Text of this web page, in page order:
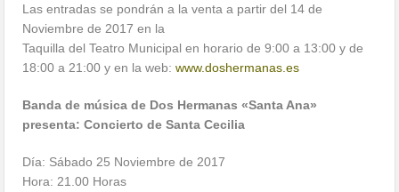
Las entradas se pondrán a la venta a partir del 14 de
Noviembre de 2017 en la
Taquilla del Teatro Municipal en horario de 9:00 a 13:00 y de
18:00 a 21:00 y en la web:www.doshermanas.es
Banda de música de Dos Hermanas «Santa Ana»
presenta: Concierto de Santa Cecilia
Día: Sábado 25 Noviembre de 2017
Hora: 21.00 Horas